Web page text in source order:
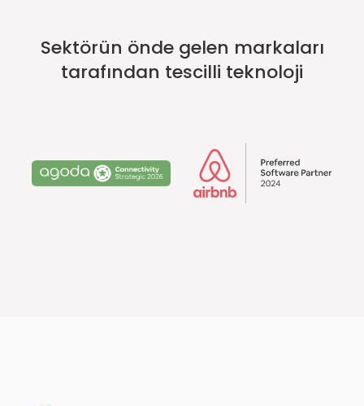
Sektörün önde gelen markaları
tarafından tescilli teknoloji